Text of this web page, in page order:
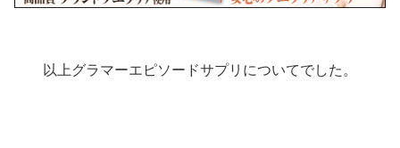
以上グラマーエピソードサプリについてでした。